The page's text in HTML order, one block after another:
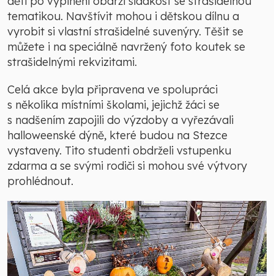
tematikou. Navštívit mohou i dětskou dílnu a
vyrobit si vlastní strašidelné suvenýry. Těšit se
můžete i na speciálně navržený foto koutek se
strašidelnými rekvizitami.
Celá akce byla připravena ve spolupráci
s několika místními školami, jejichž žáci se
s nadšením zapojili do výzdoby a vyřezávali
halloweenské dýně, které budou na Stezce
vystaveny. Tito studenti obdrželi vstupenku
zdarma a se svými rodiči si mohou své výtvory
prohlédnout.